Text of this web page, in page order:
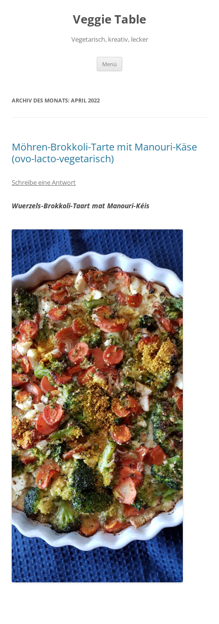
Veggie Table
Vegetarisch, kreativ, lecker
Menü
ARCHIV DES MONATS: APRIL 2022
Möhren-Brokkoli-Tarte mit Manouri-Käse
(ovo-lacto-vegetarisch)
Schreibe eine Antwort
Wuerzels-Brokkoli-Taart mat Manouri-Kéis